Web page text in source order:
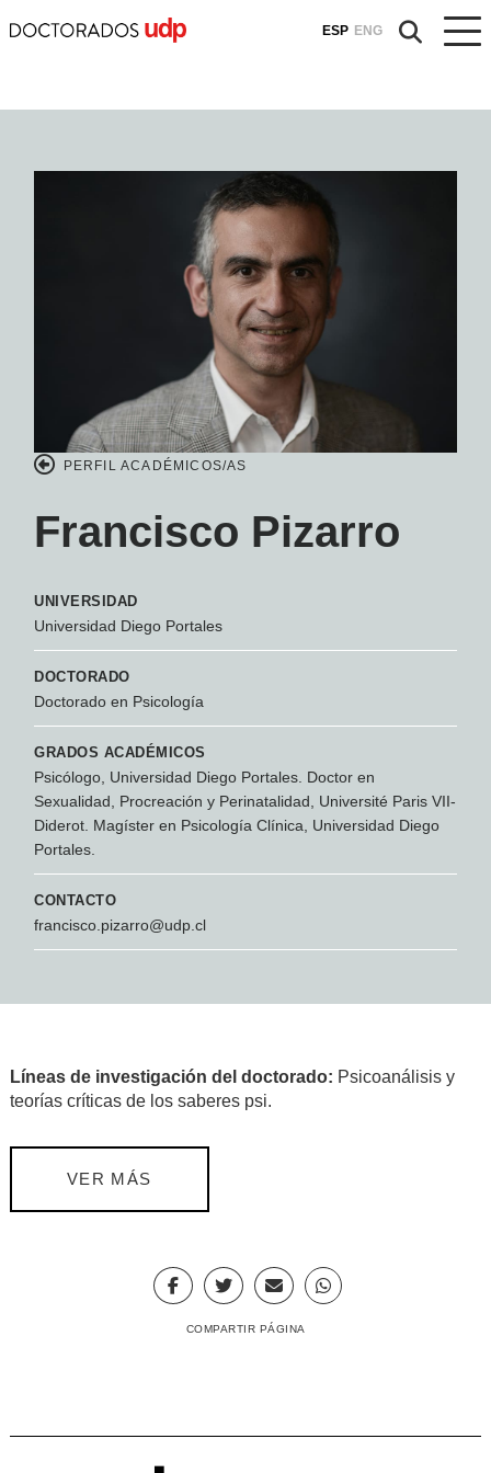
ESP ENG
PERFIL ACADÉMICOS/AS
Francisco Pizarro
UNIVERSIDAD
Universidad Diego Portales
DOCTORADO
Doctorado en Psicología
GRADOS ACADÉMICOS
Psicólogo, Universidad Diego Portales. Doctor en
Sexualidad, Procreación y Perinatalidad, Université Paris VII-
Diderot. Magíster en Psicología Clínica, Universidad Diego
Portales.
CONTACTO
francisco.pizarro@udp.cl
Líneas de investigación del doctorado: Psicoanálisis y
teorías críticas de los saberes psi.
VER MÁS
COMPARTIR PÁGINA